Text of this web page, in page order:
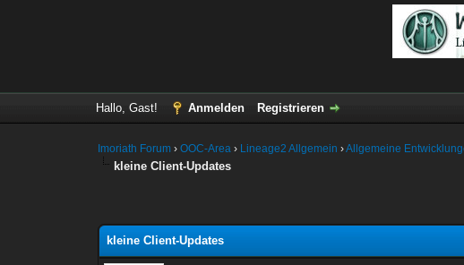
Hallo, Gast! Anmelden Registrieren
Imoriath Forum ›OOC-Area › Lineage2 Allgemein ›Allgemeine
kleine Client-Updates
kleine Client-Updates